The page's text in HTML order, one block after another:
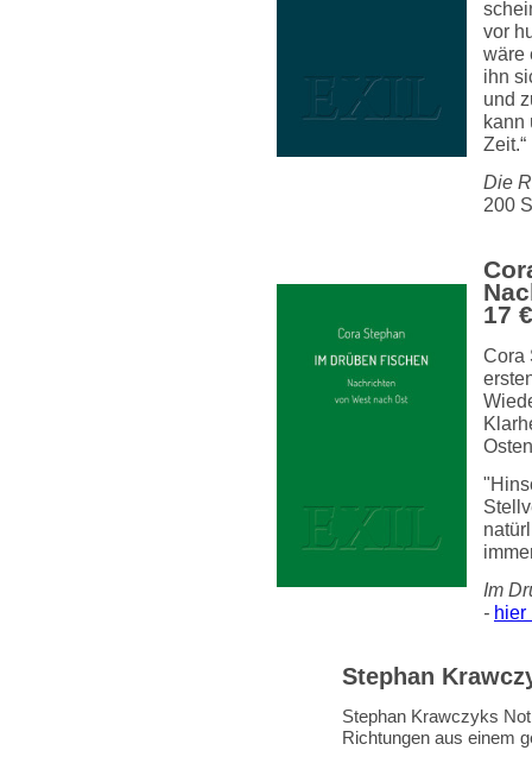
vor
wäre
ihn
und
kann
Zeit.“
Die
200
17 €
Cora
Im
- hier
Stephan
Stephan Krawczyks
Richtungen aus einem